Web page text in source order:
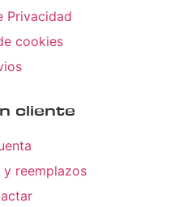
Privacidad
cookies
cliente
y reemplazos